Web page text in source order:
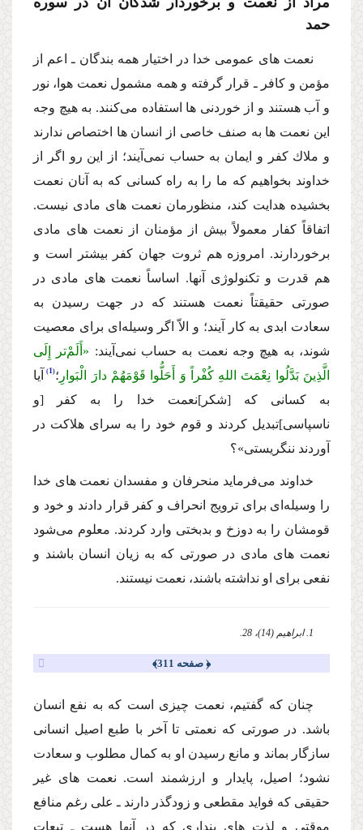
حمد
نعمت هاى عمومى خدا در اختیار همه بندگان ـ اعم از
مؤمن و كافر ـ قرار گرفته و همه مشمول نعمت هوا، نور
و آب هستند و از خوردنى ها استفاده مى‌كنند. به هیچ وجه
این نعمت ها به صنف خاصى از انسان ها اختصاص ندارند
و ملاك كفر و ایمان به حساب نمى‌آیند؛ از این رو اگر از
خداوند بخواهیم كه ما را به راه كسانى كه به آنان نعمت
بخشیده هدایت كند، منظورمان نعمت هاى مادى نیست.
اتفاقاً كفار معمولاً بیش از مؤمنان از نعمت هاى مادى
برخوردارند. امروزه هم ثروت جهان كفر بیشتر است و
هم قدرت و تكنولوژى آنها. اساساً نعمت هاى مادى در
صورتى حقیقتاً نعمت هستند كه در جهت رسیدن به
سعادت ابدى به كار آیند؛ و الاّ اگر وسیله‌اى براى معصیت
شوند، به هیچ وجه نعمت به حساب نمى‌آیند: «أَلَمْ‌تر إِلَى
الَّذِینَ بَدَّلُوا نِعْمَتَ اللهِ كُفْراً وَ أَحَلُّوا قَوْمَهُمْ دارَ الْبَوارِ ؛ 1
آیا
به كسانى كه [شكر]نعمت خدا را به كفر [و
ناسپاسى]تبدیل كردند و قوم خود را به سراى هلاكت در
آوردند ننگریستى»؟
خداوند مى‌فرماید منحرفان و مفسدان نعمت هاى خدا
را وسیله‌اى براى ترویج انحراف و كفر قرار دادند و خود و
قومشان را به دوزخ و بدبختى وارد كردند. معلوم مى‌شود
نعمت هاى مادى در صورتى كه به زیان انسان باشند و
نفعى براى او نداشته باشند، نعمت نیستند.
1. ابراهیم (14)، 28.
﴿ صفحه 311﴾
چنان كه گفتیم، نعمت چیزى است كه به نفع انسان
باشد. در صورتى كه نعمتى تا آخر با طبع اصیل انسانى
سازگار بماند و مانع رسیدن او به كمال مطلوب و سعادت
نشود؛ اصیل، پایدار و ارزشمند است. نعمت هاى غیر
حقیقى كه فواید مقطعى و زودگذر دارند ـ على رغم منافع
موقتى و لذت هاى پندارى كه در آنها هست ـ تبعات